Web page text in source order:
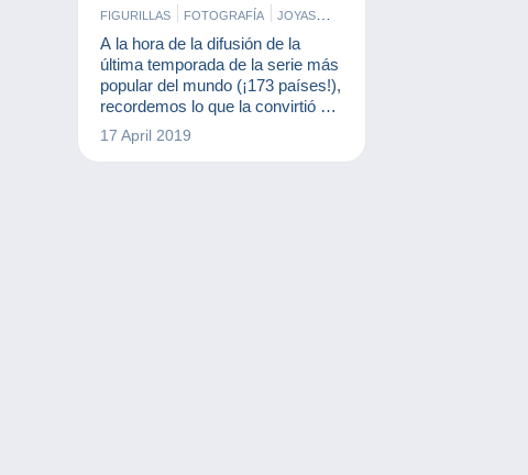
FIGURILLAS FOTOGRAFÍA
JOYAS
MONEDAS & BILLETES
SELLOS
A la hora de la difusión de la
última temporada de la serie más
popular del mundo (¡173 países!),
recordemos lo que la convirtió en
un éxito.
17 April 2019